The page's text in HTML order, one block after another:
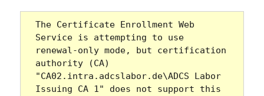
The Certificate Enrollment Web
Service is attempting to use
renewal-only mode, but certification
authority (CA)
"CA02.intra.adcslabor.de\ADCS Labor
Issuing CA 1" does not support this